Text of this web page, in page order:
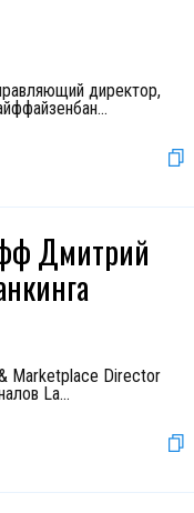
директор,
...
Дмитрий
Marketplace Director
La...